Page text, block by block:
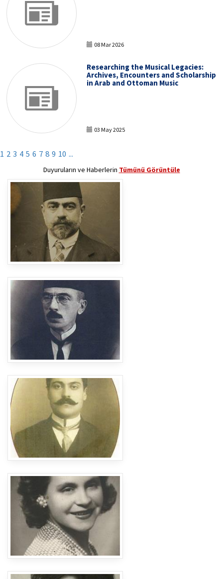
08 Mar 2026
Researching the Musical Legacies:
Archives, Encounters and Scholarship
in Arab and Ottoman Music
03 May 2025
1 2 3 4 5 6 7 8 9 10 ...
Duyuruların ve Haberlerin Tümünü Görüntüle